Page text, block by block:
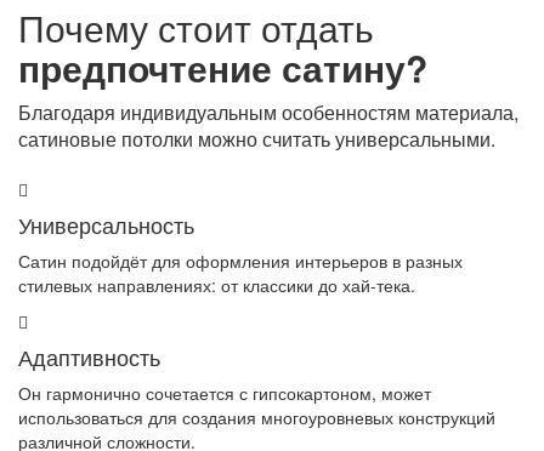
Почему стоит отдать
предпочтение сатину?
Благодаря индивидуальным особенностям материала,
сатиновые потолки можно считать универсальными.
Универсальность
Сатин подойдёт для оформления интерьеров в разных
стилевых направлениях: от классики до хай-тека.
Адаптивность
Он гармонично сочетается с гипсокартоном, может
использоваться для создания многоуровневых конструкций
различной сложности.